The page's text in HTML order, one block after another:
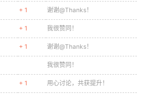
+ 1 谢谢@Thanks！
+ 1 我很赞同！
+ 1 谢谢@Thanks！
我很赞同！
+ 1 用心讨论，共获提升！